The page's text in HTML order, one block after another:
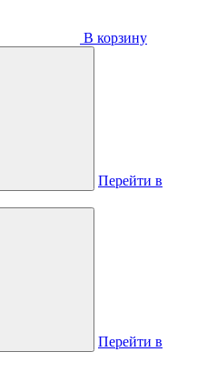
В корзину
Перейти в
Перейти в